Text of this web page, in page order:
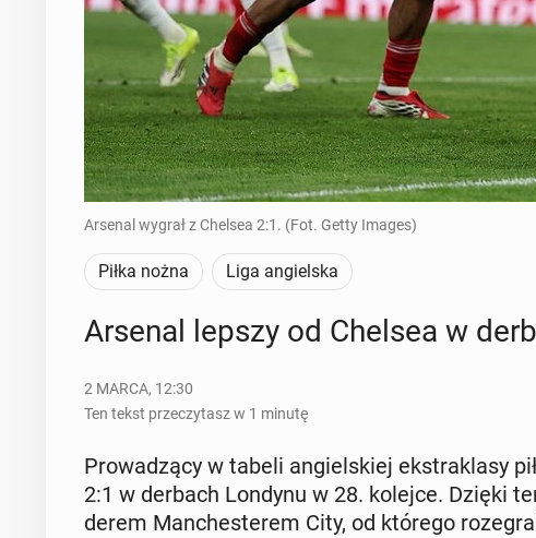
Arsenal wygrał z Chelsea 2:1. (Fot. Getty Images)
Piłka nożna Liga angielska
Arsenal lepszy od Chelsea w
2 MARCA, 12:30
Ten tekst przeczytasz w 1 minutę
Pro­wa­dzą­cy w tabeli an­giel­skiej eks­tra­kla­sy
2:1 w derbach Londynu w 28. kolejce. Dzięki
de­rem Man­che­ste­rem City, od którego